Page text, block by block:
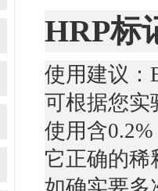
HRP标
使用建议：
可根据您实
使用含
它正确的稀